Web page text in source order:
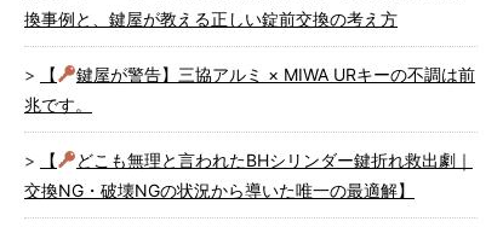
換事例と、鍵屋が教える正しい錠前交換の考え方
【
鍵屋が警告】三協アルミ × MIWA URキーの不調は前
兆です。
【
どこも無理と言われたBHシリンダー鍵折れ救出劇｜
交換NG・破壊NGの状況から導いた唯一の最適解】